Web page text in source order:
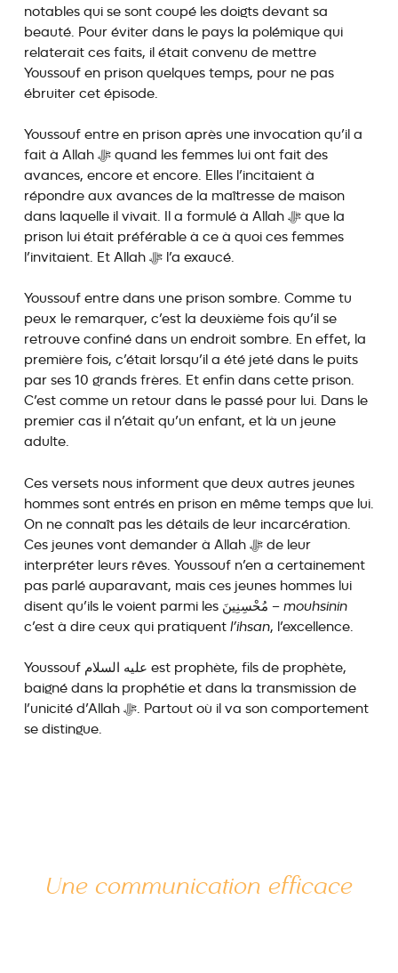
notables qui se sont coupé les doigts devant sa
beauté. Pour éviter dans le pays la polémique qui
relaterait ces faits, il était convenu de mettre
Youssouf en prison quelques temps, pour ne pas
ébruiter cet épisode.
Youssouf entre en prison après une invocation qu’il a
fait à Allah ﷻ quand les femmes lui ont fait des
avances, encore et encore. Elles l’incitaient à
répondre aux avances de la maîtresse de maison
dans laquelle il vivait. Il a formulé à Allah ﷻ que la
prison lui était préférable à ce à quoi ces femmes
l’invitaient. Et Allah ﷻ l’a exaucé.
Youssouf entre dans une prison sombre. Comme tu
peux le remarquer, c’est la deuxième fois qu’il se
retrouve confiné dans un endroit sombre. En effet, la
première fois, c’était lorsqu’il a été jeté dans le puits
par ses 10 grands frères. Et enfin dans cette prison.
C’est comme un retour dans le passé pour lui. Dans le
premier cas il n’était qu’un enfant, et là un jeune
adulte.
Ces versets nous informent que deux autres jeunes
hommes sont entrés en prison en même temps que lui.
On ne connaît pas les détails de leur incarcération.
Ces jeunes vont demander à Allah ﷻ de leur
interpréter leurs rêves. Youssouf n’en a certainement
pas parlé auparavant, mais ces jeunes hommes lui
disent qu’ils le voient parmi les مُحْسِنِينَ – mouhsinin
c’est à dire ceux qui pratiquent l’ihsan, l’excellence.
Youssouf عليه السلام est prophète, fils de prophète,
baigné dans la prophétie et dans la transmission de
l’unicité d’Allah ﷻ. Partout où il va son comportement
se distingue.
Une communication efficace